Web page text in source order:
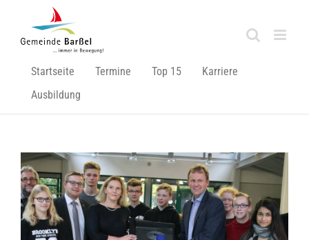
springen
Startseite Termine Top 15
Karriere
Ausbildung